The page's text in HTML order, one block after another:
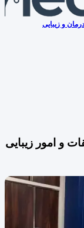
و زیبایی
و امور زیبایی